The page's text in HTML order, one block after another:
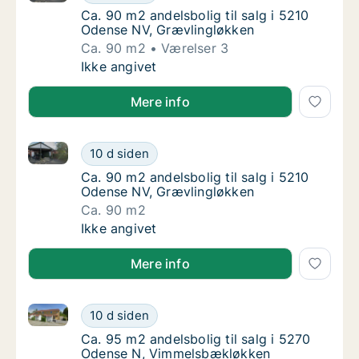
Ca. 90 m2 andelsbolig til salg i 5210
Ca. 90 m2 andelsbolig til salg i 5210
Odense NV, Grævlingløkken
Ca. 90 m2
Værelser 3
Ca. 90 m2 andelsbolig til salg i 5210
Ikke angivet
Mere info
Ca. 90 m2 andelsbolig til salg i 5210
10 d siden
Ca. 90 m2 andelsbolig til salg i 5210 Odense NV,
Ca. 90 m2 andelsbolig til salg i 5210
Ca. 90 m2 andelsbolig til salg i 5210
Odense NV, Grævlingløkken
Ca. 90 m2
Ca. 90 m2 andelsbolig til salg i 5210
Ikke angivet
Mere info
Ca. 95 m2 andelsbolig til salg i 5270
10 d siden
Ca. 95 m2 andelsbolig til salg i 5270 Odense N,
Ca. 95 m2 andelsbolig til salg i 5270
Ca. 95 m2 andelsbolig til salg i 5270
Odense N, Vimmelsbækløkken